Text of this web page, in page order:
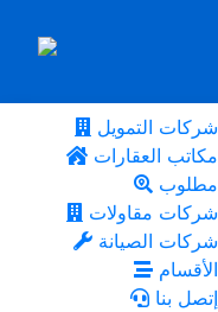
شركات التمويل
مكاتب العقارات
مطلوب
شركات مقاولات
شركات الصيانة
الأقسام
إتصل بنا